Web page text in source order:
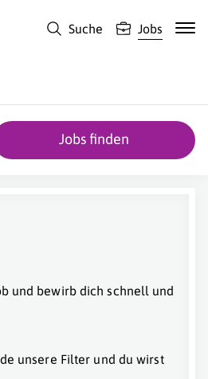
Suche Jobs
Jobs finden
und bewirb dich schnell und
unsere Filter und du wirst